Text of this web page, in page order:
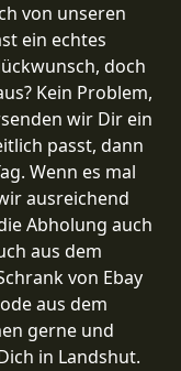
von unseren
ein echtes
doch
Kein Problem,
wir Dir ein
passt, dann
Wenn es mal
ausreichend
Abholung auch
aus dem
von Ebay
aus dem
gerne und
in Landshut.